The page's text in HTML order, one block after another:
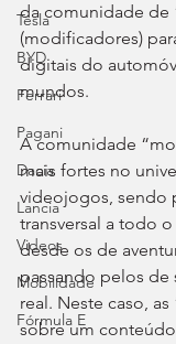
Tesla
BYD
Ferrari
Pagani
Dacia
Lancia
Videos
Mobilidade
Fórmula E
da comunidade de
(modificadores)
digitais do
mundos.
A comunidade
mais fortes no
videojogos, sendo
transversal a todo
desde os de
passando pelos de
real. Neste caso,
sobre um